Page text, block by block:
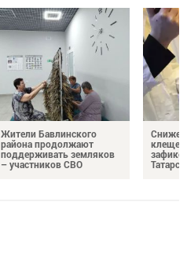
Жители Бавлинского
района продолжают
поддерживать земляков
– участников СВО
клещей